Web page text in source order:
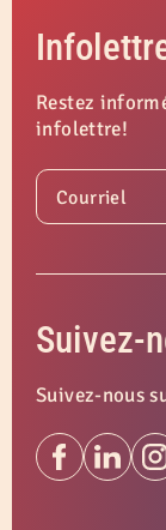
Restez
infolettre!
Courriel
Suivez-
Suivez-nous